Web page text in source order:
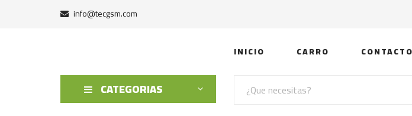
info@tecgsm.com
INICIO CARRO CONTACTO
CATEGORIAS